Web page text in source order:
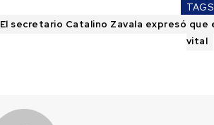
TAGS
El secretario Catalino Zavala expresó
vital